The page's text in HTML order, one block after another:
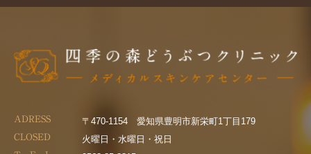
ADRESS 〒470-1154 愛知県豊明市新栄町1丁目179
CLOSED 火曜日・水曜日・祝日